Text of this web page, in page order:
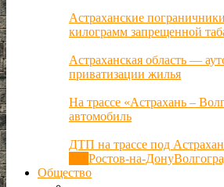
Астраханские
килограмм запрещенной
Астраханская область —
приватизации жилья
На трассе «Астрахань –
автомобиль
ДТП на трассе под
Ростов-на-Дону
Общество